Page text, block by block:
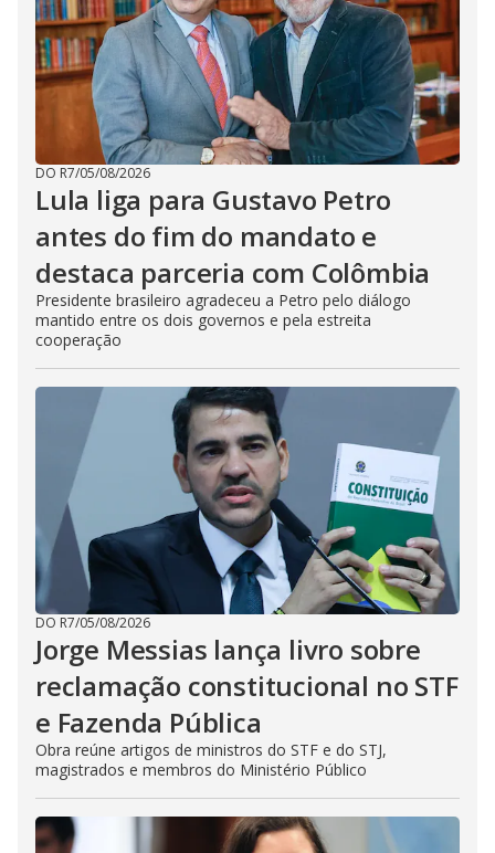
DO R7/05/08/2026
Lula liga para Gustavo Petro
antes do fim do mandato e
destaca parceria com Colômbia
Presidente brasileiro agradeceu a Petro pelo diálogo
mantido entre os dois governos e pela estreita
cooperação
DO R7/05/08/2026
Jorge Messias lança livro sobre
reclamação constitucional no STF
e Fazenda Pública
Obra reúne artigos de ministros do STF e do STJ,
magistrados e membros do Ministério Público